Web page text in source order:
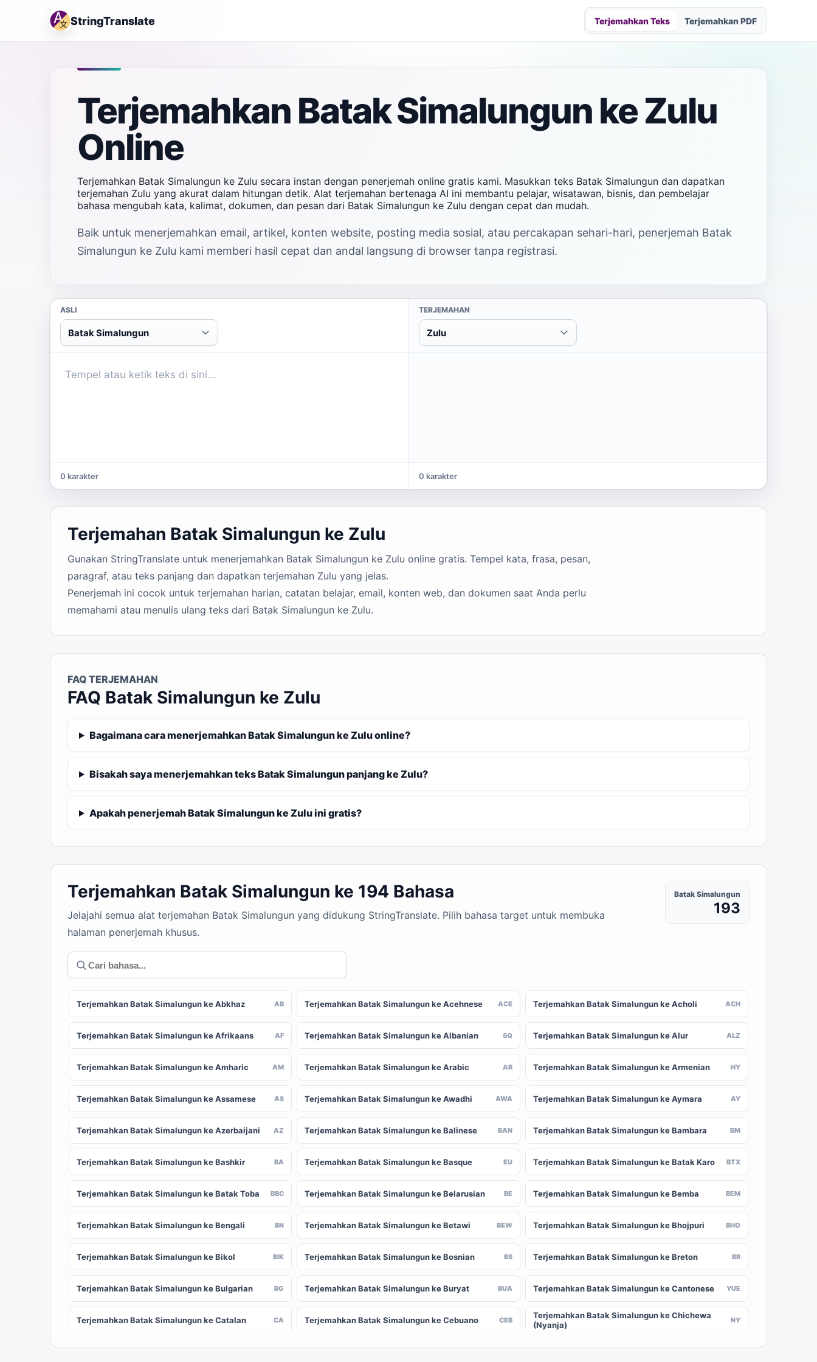
StringTranslate Terjemahkan Teks Terjemahkan PDF
Terjemahkan Batak Simalungun ke Zulu
Online
Terjemahkan Batak Simalungun ke Zulu secara instan dengan penerjemah online gratis kami. Masukkan teks Batak Simalungun dan dapatkan
terjemahan Zulu yang akurat dalam hitungan detik. Alat terjemahan bertenaga AI ini membantu pelajar, wisatawan, bisnis, dan pembelajar
bahasa mengubah kata, kalimat, dokumen, dan pesan dari Batak Simalungun ke Zulu dengan cepat dan mudah.
Baik untuk menerjemahkan email, artikel, konten website, posting media sosial, atau percakapan sehari-hari, penerjemah Batak
Simalungun ke Zulu kami memberi hasil cepat dan andal langsung di browser tanpa registrasi.
ASLI
Batak Simalungun
0 karakter
TERJEMAHAN
Zulu
0 karakter
Terjemahan Batak Simalungun ke Zulu
Gunakan StringTranslate untuk menerjemahkan Batak Simalungun ke Zulu online gratis. Tempel kata, frasa, pesan,
paragraf, atau teks panjang dan dapatkan terjemahan Zulu yang jelas.
Penerjemah ini cocok untuk terjemahan harian, catatan belajar, email, konten web, dan dokumen saat Anda perlu
memahami atau menulis ulang teks dari Batak Simalungun ke Zulu.
FAQ TERJEMAHAN
FAQ Batak Simalungun ke Zulu
Bagaimana cara menerjemahkan Batak Simalungun ke Zulu online?
Bisakah saya menerjemahkan teks Batak Simalungun panjang ke Zulu?
Apakah penerjemah Batak Simalungun ke Zulu ini gratis?
Terjemahkan Batak Simalungun ke 194 Bahasa
Jelajahi semua alat terjemahan Batak Simalungun yang didukung StringTranslate. Pilih bahasa target untuk membuka
halaman penerjemah khusus.
Batak Simalungun
193
Terjemahkan Batak Simalungun ke Abkhaz AB Terjemahkan Batak Simalungun ke Acehnese ACE Terjemahkan Batak Simalungun ke Acholi ACH
Terjemahkan Batak Simalungun ke Afrikaans AF Terjemahkan Batak Simalungun ke Albanian SQ Terjemahkan Batak Simalungun ke Alur ALZ
Terjemahkan Batak Simalungun ke Amharic AM Terjemahkan Batak Simalungun ke Arabic AR Terjemahkan Batak Simalungun ke Armenian HY
Terjemahkan Batak Simalungun ke Assamese AS Terjemahkan Batak Simalungun ke Awadhi AWA Terjemahkan Batak Simalungun ke Aymara AY
Terjemahkan Batak Simalungun ke Azerbaijani AZ Terjemahkan Batak Simalungun ke Balinese BAN Terjemahkan Batak Simalungun ke Bambara BM
Terjemahkan Batak Simalungun ke Bashkir BA Terjemahkan Batak Simalungun ke Basque EU Terjemahkan Batak Simalungun ke Batak Karo BTX
Terjemahkan Batak Simalungun ke Batak Toba BBC Terjemahkan Batak Simalungun ke Belarusian BE Terjemahkan Batak Simalungun ke Bemba BEM
Terjemahkan Batak Simalungun ke Bengali BN Terjemahkan Batak Simalungun ke Betawi BEW Terjemahkan Batak Simalungun ke Bhojpuri BHO
Terjemahkan Batak Simalungun ke Bikol BIK Terjemahkan Batak Simalungun ke Bosnian BS Terjemahkan Batak Simalungun ke Breton BR
Terjemahkan Batak Simalungun ke Bulgarian BG Terjemahkan Batak Simalungun ke Buryat BUA Terjemahkan Batak Simalungun ke Cantonese YUE
Terjemahkan Batak Simalungun ke Catalan CA Terjemahkan Batak Simalungun ke Cebuano CEB
Terjemahkan Batak Simalungun ke Chichewa
(Nyanja)
NY
Terjemahkan Batak Simalungun ke Chinese
Terjemahkan Batak Simalungun ke Chinese